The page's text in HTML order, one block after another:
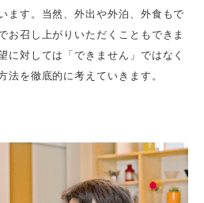
ます。当然、外出や外泊、外食もで
お召し上がりいただくこともできま
に対しては「できません」ではなく
法を徹底的に考えていきます。